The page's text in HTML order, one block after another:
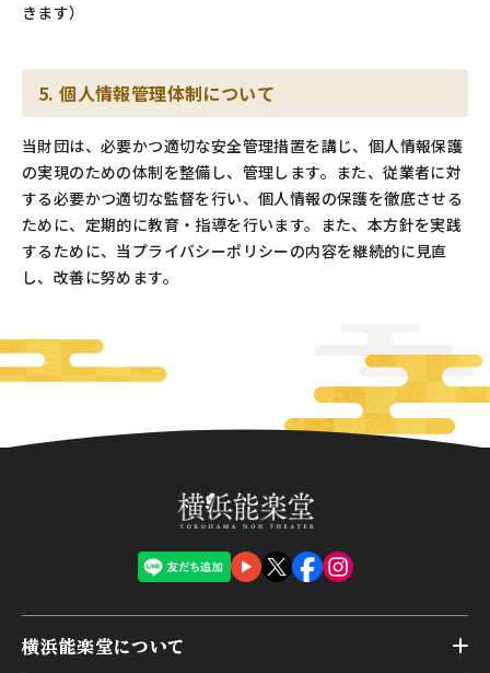
きます）
5. 個人情報管理体制について
当財団は、必要かつ適切な安全管理措置を講じ、個人情報保護
の実現のための体制を整備し、管理します。また、従業者に対
する必要かつ適切な監督を行い、個人情報の保護を徹底させる
ために、定期的に教育・指導を行います。また、本方針を実践
するために、当プライバシーポリシーの内容を継続的に見直
し、改善に努めます。
横浜能楽堂について